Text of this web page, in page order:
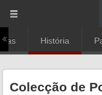
História
Colecção de